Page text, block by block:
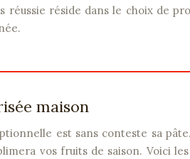
maison
est sans conteste sa
vos fruits de saison. Voici